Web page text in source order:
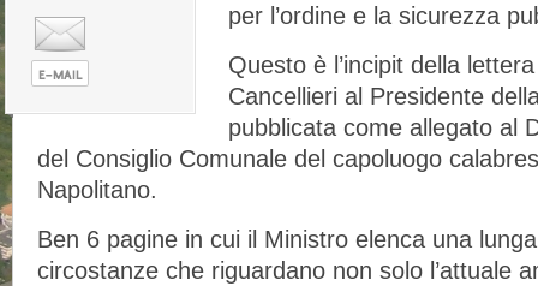
per l’ordine e la sicurezza
Questo è l’incipit della
Cancellieri al Presidente
pubblicata come allegato al
del Consiglio Comunale del capoluogo
Napolitano.
Ben 6 pagine in cui il Ministro elenca una
circostanze che riguardano non solo l’attuale